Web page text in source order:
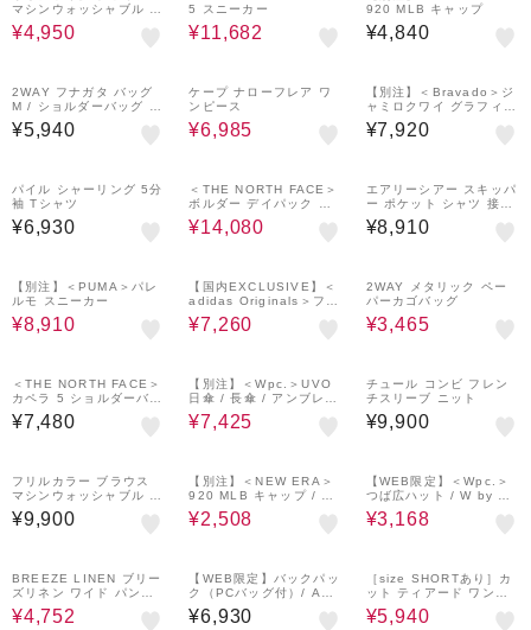
マシンウォッシャブル 接
触冷感
¥4,950
5 スニーカー
¥11,682
920 MLB キャップ
¥4,840
2WAY フナガタ バッグ
M / ショルダーバッグ は
っ水
¥5,940
ケープ ナローフレア ワ
ンピース
¥6,985
【別注】＜Bravado＞ジ
ャミロクワイ グラフィッ
ク プリント 半袖 Tシャ
ツ
¥7,920
パイル シャーリング 5分
袖 Tシャツ
¥6,930
＜THE NORTH FACE＞
ボルダー デイパック リ
ュック
¥14,080
エアリーシアー スキッパ
ー ポケット シャツ 接触
冷感
¥8,910
【別注】＜PUMA＞パレ
ルモ スニーカー
¥8,910
【国内EXCLUSIVE】＜
adidas Originals＞ファ
イヤーバード トラックパ
ンツ
¥7,260
2WAY メタリック ペー
パーカゴバッグ
¥3,465
＜THE NORTH FACE＞
カペラ 5 ショルダーバッ
グ
¥7,480
【別注】＜Wpc.＞UVO
日傘 / 長傘 / アンブレラ
晴雨兼用
¥7,425
チュール コンビ フレン
チスリーブ ニット
¥9,900
フリルカラー ブラウス
マシンウォッシャブル 吸
水速乾
¥9,900
【別注】＜NEW ERA＞
920 MLB キャップ / キ
ッズ
¥2,508
【WEB限定】＜Wpc.＞
つば広ハット / W by Wp
c.
¥3,168
BREEZE LINEN ブリー
ズリネン ワイド パンツ
オフホワイト ドット
¥4,752
【WEB限定】バックパッ
ク（PCバッグ付）/ A4 /
ユニセックス はっ水
¥6,930
［size SHORTあり］カ
ット ティアード ワンピ
ース
¥5,940